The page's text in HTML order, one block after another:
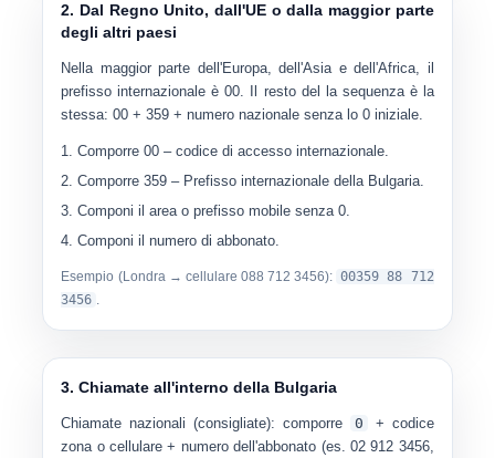
2. Dal Regno Unito, dall'UE o dalla maggior parte
degli altri paesi
Nella maggior parte dell'Europa, dell'Asia e dell'Africa, il
prefisso internazionale è00. Il resto del la sequenza è la
stessa: 00 + 359 + numero nazionale senza lo 0 iniziale.
Comporre00 – codice di accesso internazionale.
Comporre359 – Prefisso internazionale della Bulgaria.
Componi ilarea o prefisso mobile senza 0.
Componi ilnumero di abbonato.
Esempio (Londra → cellulare 088 712 3456): 00359 88 712
3456 .
3. Chiamate all'interno della Bulgaria
Chiamate nazionali (consigliate): comporre 0
+ codice
zona o cellulare + numero dell'abbonato (es. 02 912 3456,